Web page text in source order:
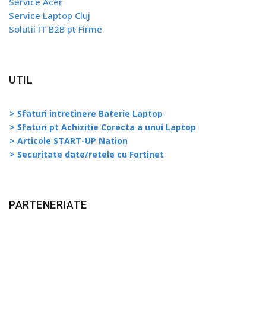
Service Laptop Cluj
Solutii IT B2B pt Firme
UTIL
> Sfaturi intretinere Baterie Laptop
> Sfaturi pt Achizitie Corecta a unui Laptop
> Articole START-UP Nation
> Securitate date/retele cu Fortinet
PARTENERIATE